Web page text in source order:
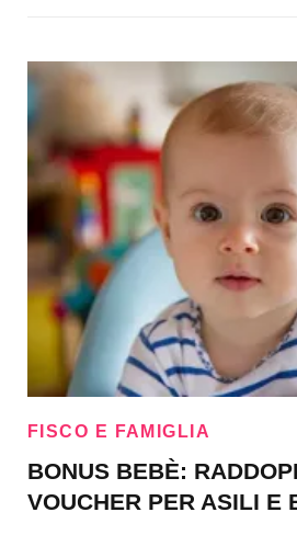
FISCO E FAMIGLIA
BONUS BEBÈ:
VOUCHER PER ASILI E